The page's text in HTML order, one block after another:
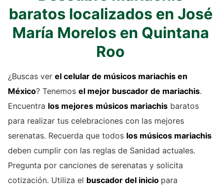
baratos localizados en José
María Morelos en Quintana
Roo
¿Buscas ver el celular de músicos mariachis en
México? Tenemos el mejor buscador de mariachis.
Encuentra los mejores músicos mariachis baratos
para realizar tus celebraciones con las mejores
serenatas. Recuerda que todos los músicos mariachis
deben cumplir con las reglas de Sanidad actuales.
Pregunta por canciones de serenatas y solicita
cotización. Utiliza el buscador del inicio para